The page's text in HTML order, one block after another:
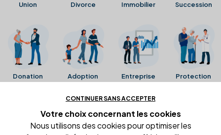
Union Divorce Immobilier Succession
Donation Adoption Entreprise Protection
Ces avis proviennent directement de la fiche Google
Business de l'office notarial. Ils n'ont ni été collectés ni
CONTINUER SANS ACCEPTER
Votre choix concernant les cookies
Nous utilisons des cookies pour optimiser les